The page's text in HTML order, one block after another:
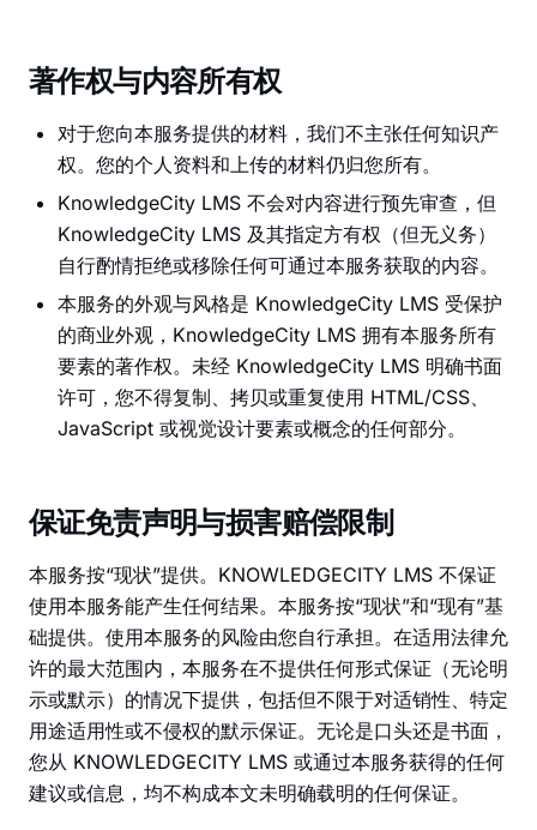
著作权与内容所有权
对于您向本服务提供的材料，我们不主张任何知识产
权。您的个人资料和上传的材料仍归您所有。
KnowledgeCity LMS 不会对内容进行预先审查，但
KnowledgeCity LMS 及其指定方有权（但无义务）
自行酌情拒绝或移除任何可通过本服务获取的内容。
本服务的外观与风格是 KnowledgeCity LMS 受保护
的商业外观，KnowledgeCity LMS 拥有本服务所有
要素的著作权。未经 KnowledgeCity LMS 明确书面
许可，您不得复制、拷贝或重复使用 HTML/CSS、
JavaScript 或视觉设计要素或概念的任何部分。
保证免责声明与损害赔偿限制
本服务按“现状”提供。KNOWLEDGECITY LMS 不保证
使用本服务能产生任何结果。本服务按“现状”和“现有”基
础提供。使用本服务的风险由您自行承担。在适用法律允
许的最大范围内，本服务在不提供任何形式保证（无论明
示或默示）的情况下提供，包括但不限于对适销性、特定
用途适用性或不侵权的默示保证。无论是口头还是书面，
您从 KNOWLEDGECITY LMS 或通过本服务获得的任何
建议或信息，均不构成本文未明确载明的任何保证。